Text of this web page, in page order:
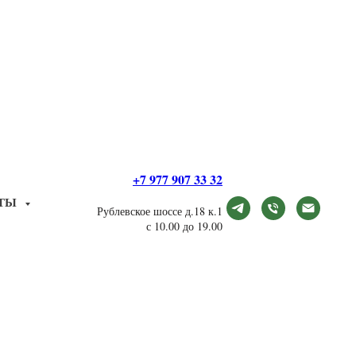
+7 977 907 33 32
Рублевское шоссе д.18 к.1
с 10.00 до 19.00